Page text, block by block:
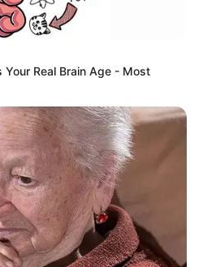
substrát používat?
ledního medvěda a
rozmnožují v bytě?